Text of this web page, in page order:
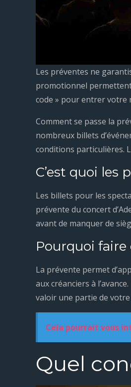
Les préventes ne
promotionnel permettent
code » pour entrer votre
Comment se passe la
nombreux billets
conditions particulières.
C’est quoi les
Les billets pour les
prévente du concert
avant de manquer de
Pourquoi faire
La prévente permet
aux créanciers à
valoir une partie de
Cela pourrait vous
Quel